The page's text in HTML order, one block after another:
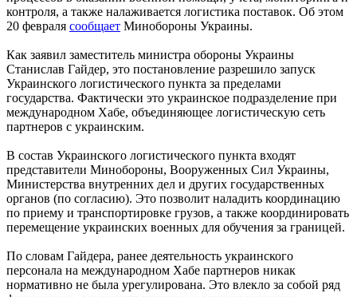
контроля, а также налаживается логистика поставок. Об этом
20 февраля сообщает Минобороны Украины.
Как заявил заместитель министра обороны Украины
Станислав Гайдер, это постановление разрешило запуск
Украинского логистического пункта за пределами
государства. Фактически это украинское подразделение при
международном Хабе, объединяющее логистическую сеть
партнеров с украинским.
В состав Украинского логистического пункта входят
представители Минобороны, Вооруженных Сил Украины,
Министерства внутренних дел и других государственных
органов (по согласию). Это позволит наладить координацию
по приему и транспортировке грузов, а также координировать
перемещение украинских военных для обучения за границей.
По словам Гайдера, ранее деятельность украинского
персонала на международном Хабе партнеров никак
нормативно не была урегулирована. Это влекло за собой ряд